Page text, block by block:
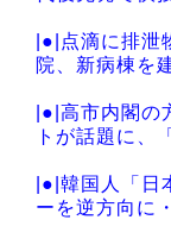
|●|点滴に排泄
院、新病棟を
|●|高市内閣の
トが話題に、
|●|韓国人「日
ーを逆方向に